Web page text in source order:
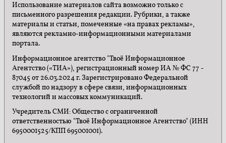
Использование материалов сайта возможно только с
письменного разрешения редакции. Рубрики, а также
материалы и статьи, помеченные «на правах рекламы»,
являются рекламно-информационными материалами
портала.
Информационное агентство "Твоё Информационное
Агентство («ТИА»), регистрационный номер ИА № ФС 77 -
87045 от 26.03.2024 г. Зарегистрировано Федеральной
службой по надзору в сфере связи, информационных
технологий и массовых коммуникаций.
Учредитель СМИ: Общество с ограниченной
ответственностью "Твоё Информационное Агентство" (ИНН
6950001525/КПП 695001001).